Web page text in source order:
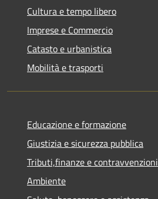
Cultura e tempo libero
Imprese e Commercio
Catasto e urbanistica
Mobilità e trasporti
Educazione e formazione
Giustizia e sicurezza pubblica
Tributi,finanze e contravvenzioni
Ambiente